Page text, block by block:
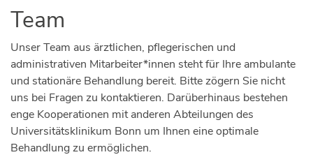
Team
Unser Team aus ärztlichen, pflegerischen und
administrativen Mitarbeiter*innen steht für Ihre ambulante
und stationäre Behandlung bereit. Bitte zögern Sie nicht
uns bei Fragen zu kontaktieren. Darüberhinaus bestehen
enge Kooperationen mit anderen Abteilungen des
Universitätsklinikum Bonn um Ihnen eine optimale
Behandlung zu ermöglichen.